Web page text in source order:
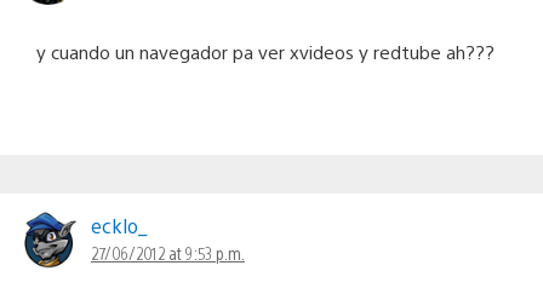
y cuando un navegador pa ver xvideos y redtube ah???
ecklo_
27/06/2012 at 9:53 p.m.